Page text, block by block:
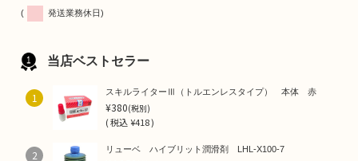
( 発送業務休日)
当店ベストセラー
1 スキルライターⅢ（トルエンレスタイプ） 本体 赤
¥380(税別)
(税込¥418 )
2 リューベ ハイブリット潤滑剤 LHL-X100-7